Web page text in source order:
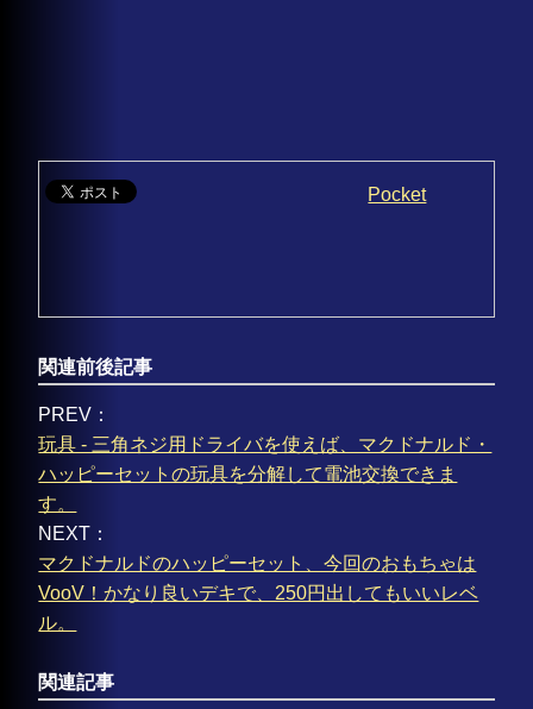
Pocket
関連前後記事
PREV：
玩具 - 三角ネジ用ドライバを使えば、マクドナルド・
ハッピーセットの玩具を分解して電池交換できま
す。
NEXT：
マクドナルドのハッピーセット、今回のおもちゃは
VooV！かなり良いデキで、250円出してもいいレベ
ル。
関連記事